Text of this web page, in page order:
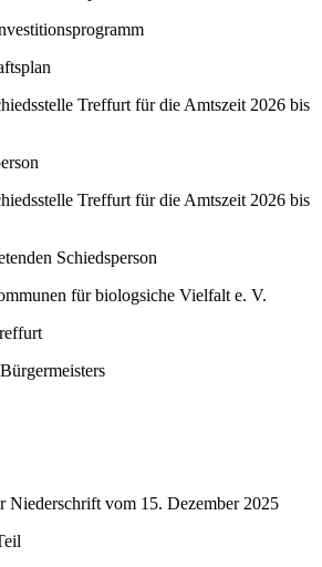
Treffurt für die Amtszeit 2026 bis
Treffurt für die Amtszeit 2026 bis
Schiedsperson
für biologsiche Vielfalt e. V.
Niederschrift vom 15. Dezember 2025